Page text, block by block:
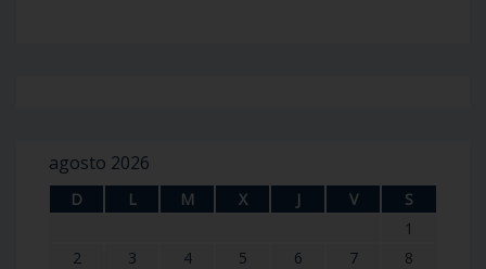
agosto 2026
D L M X J V
S
1
2
3 4 5 6 7
8